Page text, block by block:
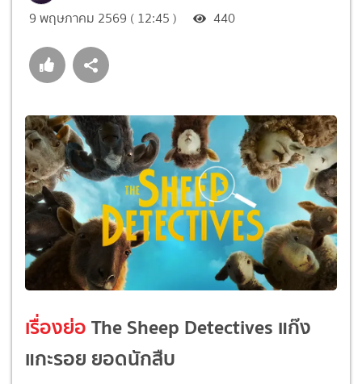
9 พฤษภาคม 2569 ( 12:45 ) 440
เรื่องย่อThe Sheep Detectives แก๊ง
แกะรอย ยอดนักสืบ